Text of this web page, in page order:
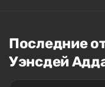
Последние
Уэнсдей